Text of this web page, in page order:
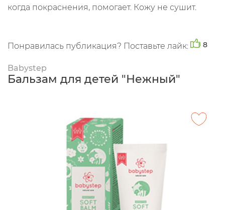
когда покраснения, помогает. Кожу не сушит.
Понравилась публикация? Поставьте лайк: 8
Babystep
Бальзам для детей "Нежный"